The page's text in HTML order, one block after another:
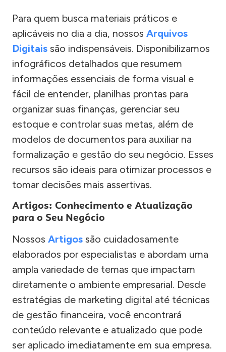
Para quem busca materiais práticos e
aplicáveis no dia a dia, nossos Arquivos
Digitais são indispensáveis. Disponibilizamos
infográficos detalhados que resumem
informações essenciais de forma visual e
fácil de entender, planilhas prontas para
organizar suas finanças, gerenciar seu
estoque e controlar suas metas, além de
modelos de documentos para auxiliar na
formalização e gestão do seu negócio. Esses
recursos são ideais para otimizar processos e
tomar decisões mais assertivas.
Artigos: Conhecimento e Atualização
para o Seu Negócio
Nossos Artigos são cuidadosamente
elaborados por especialistas e abordam uma
ampla variedade de temas que impactam
diretamente o ambiente empresarial. Desde
estratégias de marketing digital até técnicas
de gestão financeira, você encontrará
conteúdo relevante e atualizado que pode
ser aplicado imediatamente em sua empresa.